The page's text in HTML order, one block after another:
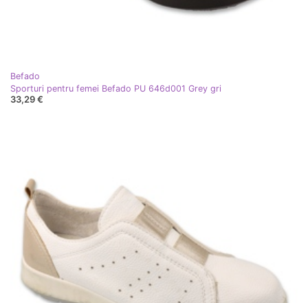
Befado
Sporturi pentru femei Befado PU 646d001 Grey gri
33,29 €